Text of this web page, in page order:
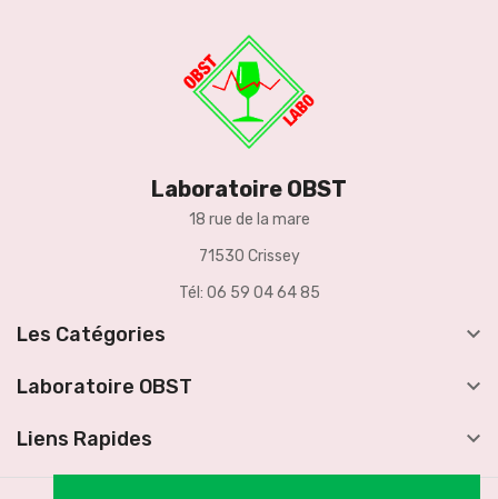
Laboratoire OBST
18 rue de la mare
71530 Crissey
Tél: 06 59 04 64 85
Les Catégories 
Laboratoire OBST 
Liens Rapides 